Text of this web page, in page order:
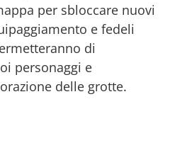
per sbloccare nuovi
e fedeli
di
personaggi e
delle grotte.